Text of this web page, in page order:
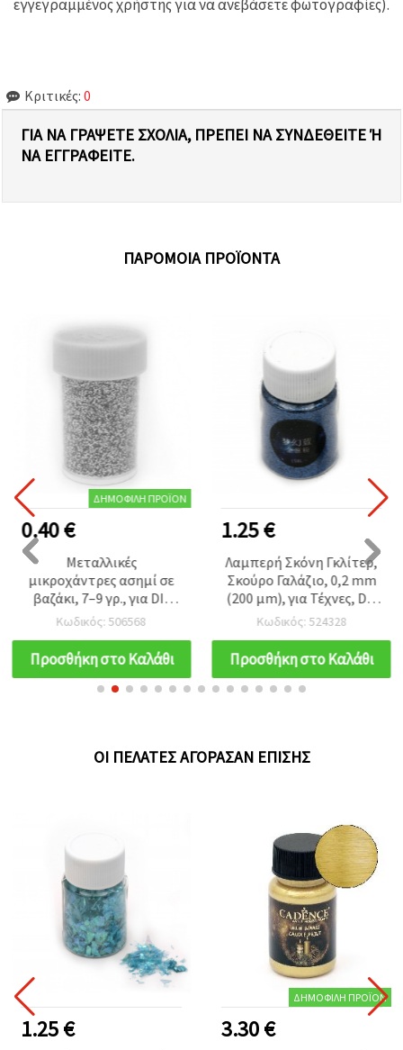
εγγεγραμμένος χρήστης για να ανεβάσετε φωτογραφίες).
Κριτικές: 0
ΓΙΑ ΝΑ ΓΡΆΨΕΤΕ ΣΧΌΛΙΑ, ΠΡΈΠΕΙ ΝΑ ΣΥΝΔΕΘΕΊΤΕ Ή Ν
Α ΕΓΓΡΑΦΕΊΤΕ.
ΠΑΡΌΜΟΙΑ ΠΡΟΪΌΝΤΑ
ΔΗΜΟΦΙΛΉ ΠΡΟΪΌΝ
0.40 €
Μεταλλικές
μικροχάντρες ασημί σε
βαζάκι, 7–9 γρ., για DIY
χειροτεχνίες και
διακόσμηση
Κωδικός: 506568
Προσθήκη στο Καλάθι
1.25 €
Λαμπερή Σκόνη Γκλίτερ,
Σκούρο Γαλάζιο, 0,2 mm
(200 μm), για Τέχνες, DIY
Χειροτεχνίες, Nail Art &
Διακόσμηση, 15 ml (~12
g)
Κωδικός: 524328
Προσθήκη στο Καλάθι
ΟΙ ΠΕΛΆΤΕΣ ΑΓΌΡΑΣΑΝ ΕΠΊΣΗΣ
1.25 €
ΔΗΜΟΦΙΛΉ ΠΡΟΪΌΝ
3.30 €